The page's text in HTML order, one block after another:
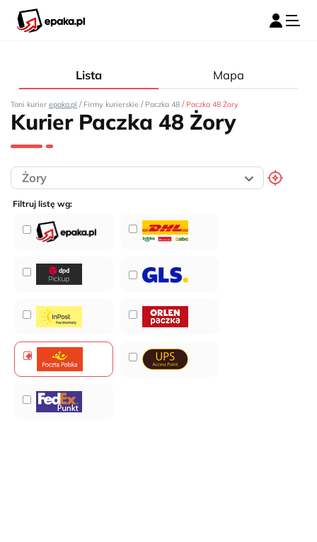
Lista Mapa
Tani kurier epaka.pl / Firmy kurierskie / Paczka 48 / Paczka 48 Żory
Kurier Paczka 48 Żory
Filtruj listę wg: